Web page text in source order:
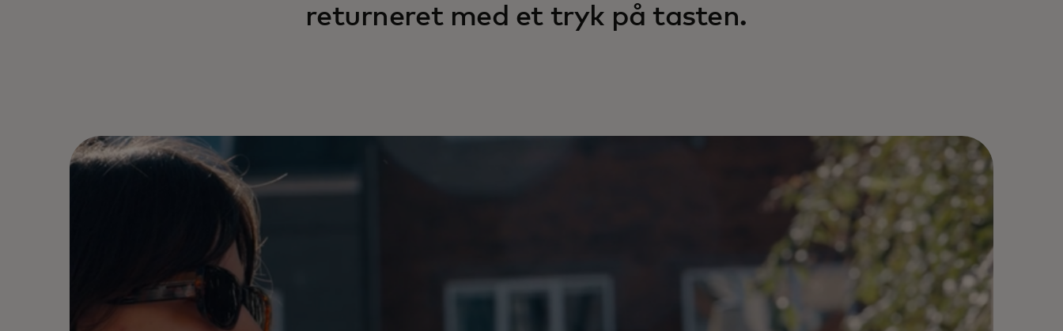
returneret med et tryk på tasten.